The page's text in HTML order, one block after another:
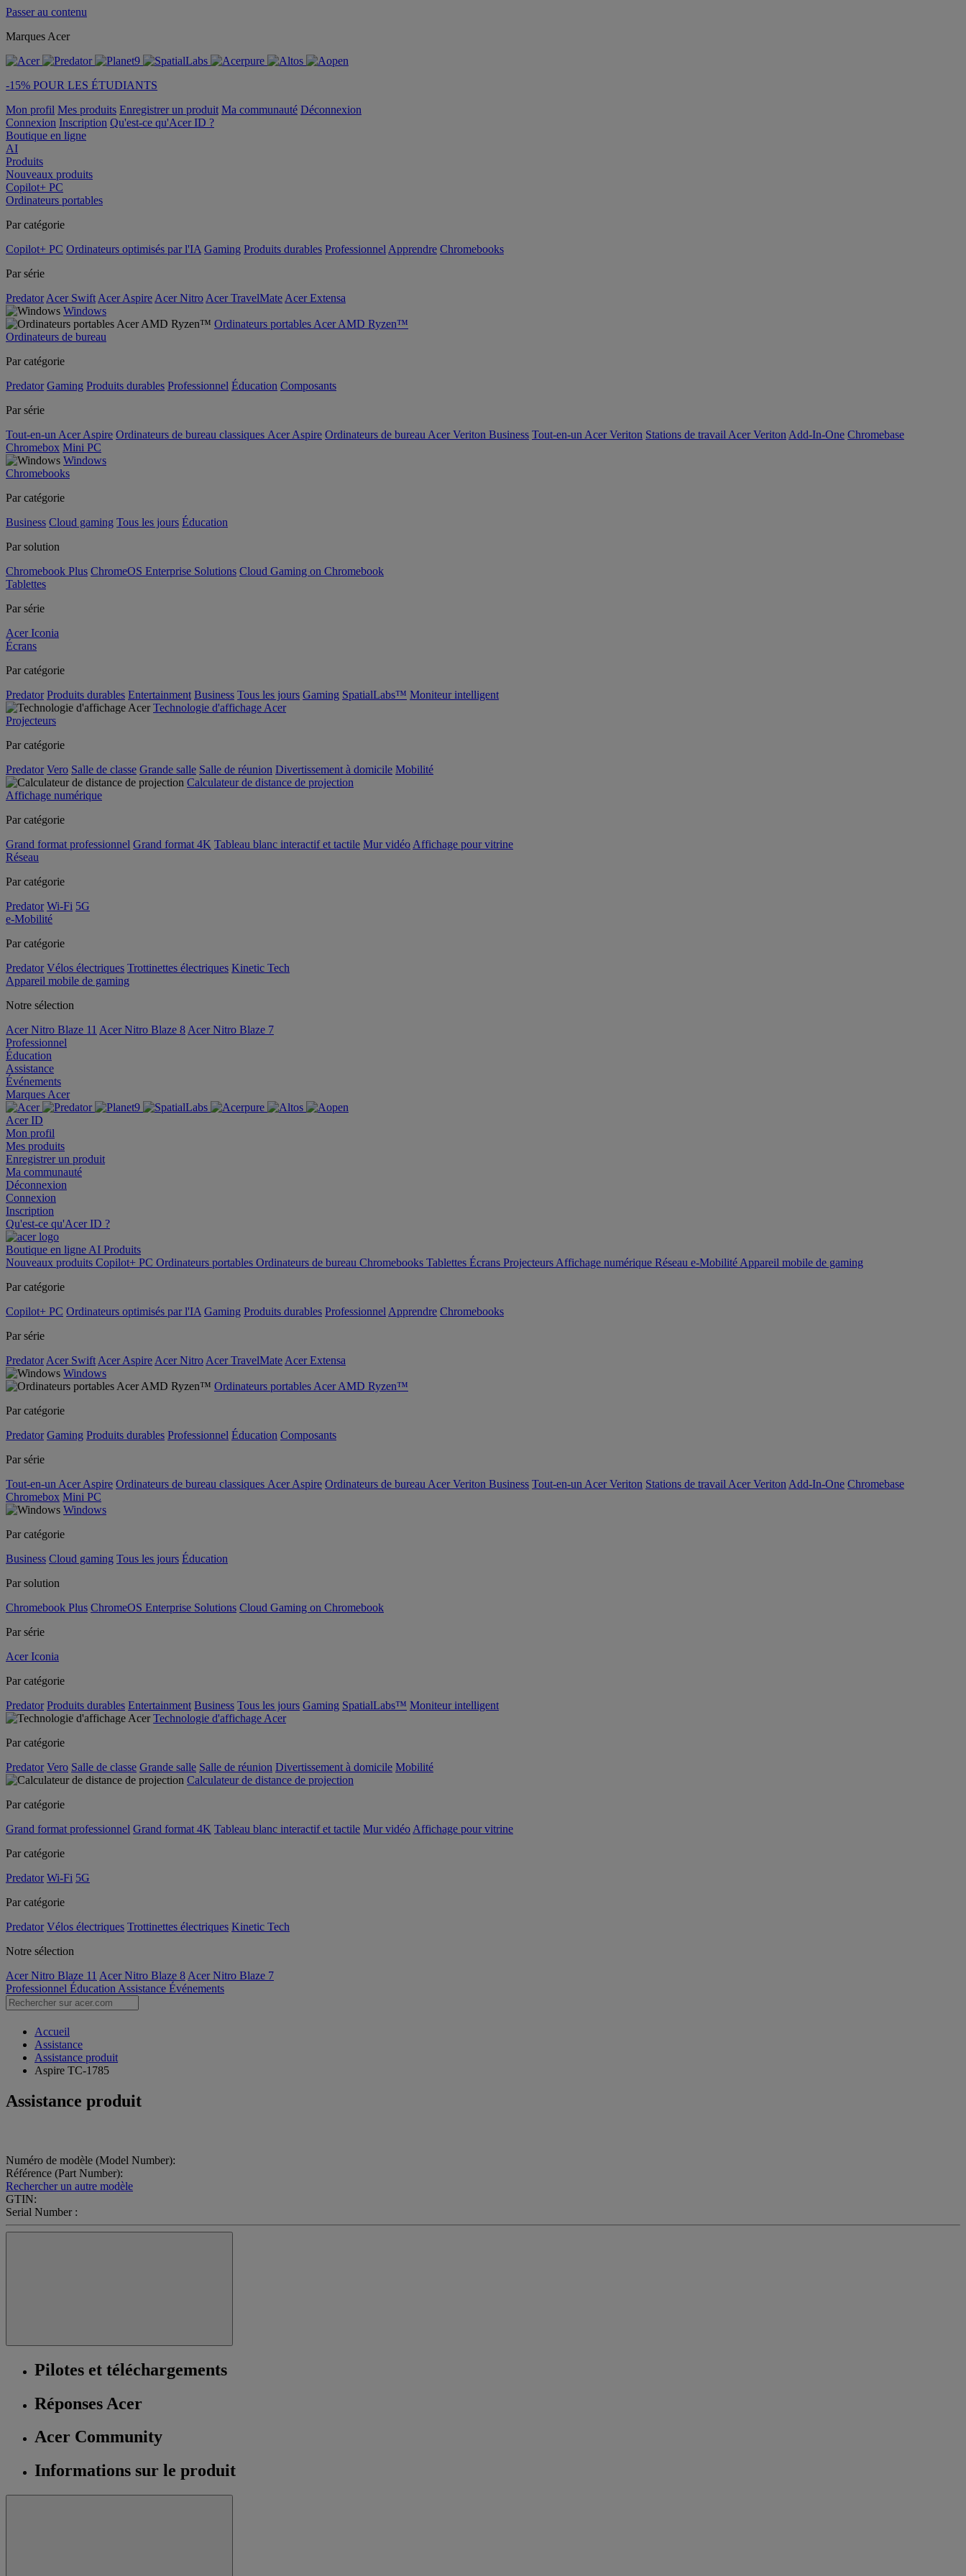
Passer au contenu
Marques Acer
-15% POUR LES ÉTUDIANTS
Mon profil Mes produits Enregistrer un produit Ma communauté Déconnexion
Connexion Inscription Qu'est-ce qu'Acer ID ?
Boutique en ligne
AI
Produits
Nouveaux produits
Copilot+ PC
Ordinateurs portables
Par catégorie
Copilot+ PC Ordinateurs optimisés par l'IA Gaming Produits durables Professionnel Apprendre Chromebooks
Par série
Predator Acer Swift Acer Aspire Acer Nitro Acer TravelMate Acer Extensa
Windows
Ordinateurs portables Acer AMD Ryzen™
Ordinateurs de bureau
Par catégorie
Predator Gaming Produits durables Professionnel Éducation Composants
Par série
Tout-en-un Acer Aspire Ordinateurs de bureau classiques Acer Aspire Ordinateurs de bureau Acer Veriton Business Tout-en-un Acer Veriton Stations de travail Acer Veriton Add-In-One Chromebase
Chromebox Mini PC
Windows
Chromebooks
Par catégorie
Business Cloud gaming Tous les jours Éducation
Par solution
Chromebook Plus ChromeOS Enterprise Solutions Cloud Gaming on Chromebook
Tablettes
Par série
Acer Iconia
Écrans
Par catégorie
Predator Produits durables Entertainment Business Tous les jours Gaming SpatialLabs™ Moniteur intelligent
Technologie d'affichage Acer
Projecteurs
Par catégorie
Predator Vero Salle de classe Grande salle Salle de réunion Divertissement à domicile Mobilité
Calculateur de distance de projection
Affichage numérique
Par catégorie
Grand format professionnel Grand format 4K Tableau blanc interactif et tactile Mur vidéo Affichage pour vitrine
Réseau
Par catégorie
Predator Wi-Fi 5G
e-Mobilité
Par catégorie
Predator Vélos électriques Trottinettes électriques Kinetic Tech
Appareil mobile de gaming
Notre sélection
Acer Nitro Blaze 11 Acer Nitro Blaze 8 Acer Nitro Blaze 7
Professionnel
Éducation
Assistance
Événements
Marques Acer
Acer ID
Mon profil
Mes produits
Enregistrer un produit
Ma communauté
Déconnexion
Connexion
Inscription
Qu'est-ce qu'Acer ID ?
Boutique en ligne AI Produits
Nouveaux produits Copilot+ PC Ordinateurs portables Ordinateurs de bureau Chromebooks Tablettes Écrans Projecteurs Affichage numérique Réseau e-Mobilité Appareil mobile de gaming
Par catégorie
Copilot+ PC Ordinateurs optimisés par l'IA Gaming Produits durables Professionnel Apprendre Chromebooks
Par série
Predator Acer Swift Acer Aspire Acer Nitro Acer TravelMate Acer Extensa
Windows
Ordinateurs portables Acer AMD Ryzen™
Par catégorie
Predator Gaming Produits durables Professionnel Éducation Composants
Par série
Tout-en-un Acer Aspire Ordinateurs de bureau classiques Acer Aspire Ordinateurs de bureau Acer Veriton Business Tout-en-un Acer Veriton Stations de travail Acer Veriton Add-In-One Chromebase
Chromebox Mini PC
Windows
Par catégorie
Business Cloud gaming Tous les jours Éducation
Par solution
Chromebook Plus ChromeOS Enterprise Solutions Cloud Gaming on Chromebook
Par série
Acer Iconia
Par catégorie
Predator Produits durables Entertainment Business Tous les jours Gaming SpatialLabs™ Moniteur intelligent
Technologie d'affichage Acer
Par catégorie
Predator Vero Salle de classe Grande salle Salle de réunion Divertissement à domicile Mobilité
Calculateur de distance de projection
Par catégorie
Grand format professionnel Grand format 4K Tableau blanc interactif et tactile Mur vidéo Affichage pour vitrine
Par catégorie
Predator Wi-Fi 5G
Par catégorie
Predator Vélos électriques Trottinettes électriques Kinetic Tech
Notre sélection
Acer Nitro Blaze 11 Acer Nitro Blaze 8 Acer Nitro Blaze 7
Professionnel Éducation Assistance Événements
Accueil
Assistance
Assistance produit
Aspire TC-1785
Assistance produit
Numéro de modèle (Model Number):
Référence (Part Number):
Rechercher un autre modèle
GTIN:
Serial Number :
Pilotes et téléchargements
Réponses Acer
Acer Community
Informations sur le produit